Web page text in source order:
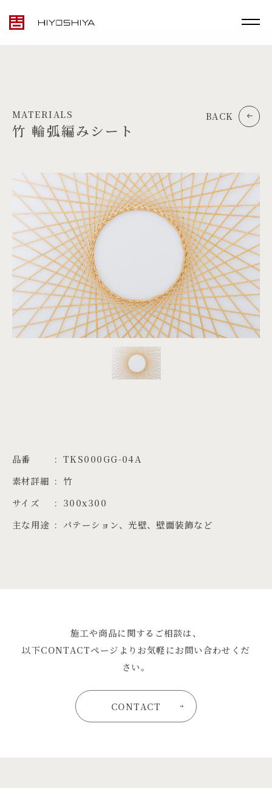
TOP
MATERIALS
PRODUCTS
ARTWORK
PROJECTS
ZH
MATERIALS
竹 輪弧編みシート
BACK
品番
TKS000GG-04A
素材詳細
竹
サイズ
300x300
主な用途
パテーション、光壁、壁面装飾など
施工や商品に関するご相談は、
以下CONTACTページよりお気軽にお問い合わせくだ
さい。
CONTACT